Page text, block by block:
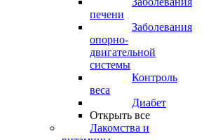
печени
Заболевания
опорно-
двигательной
системы
Контроль
веса
Диабет
Открыть все
Лакомства и